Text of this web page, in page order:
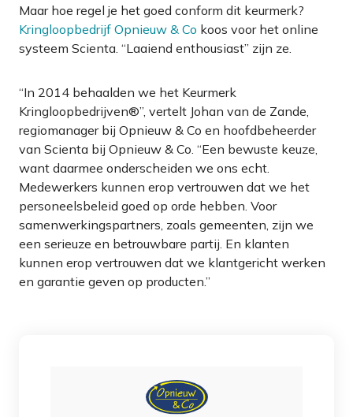
Maar hoe regel je het goed conform dit keurmerk?
Kringloopbedrijf Opnieuw & Co koos voor het online
systeem Scienta. “Laaiend enthousiast” zijn ze.
“In 2014 behaalden we het Keurmerk
Kringloopbedrijven®”, vertelt Johan van de Zande,
regiomanager bij Opnieuw & Co en hoofdbeheerder
van Scienta bij Opnieuw & Co. “Een bewuste keuze,
want daarmee onderscheiden we ons echt.
Medewerkers kunnen erop vertrouwen dat we het
personeelsbeleid goed op orde hebben. Voor
samenwerkingspartners, zoals gemeenten, zijn we
een serieuze en betrouwbare partij. En klanten
kunnen erop vertrouwen dat we klantgericht werken
en garantie geven op producten.”